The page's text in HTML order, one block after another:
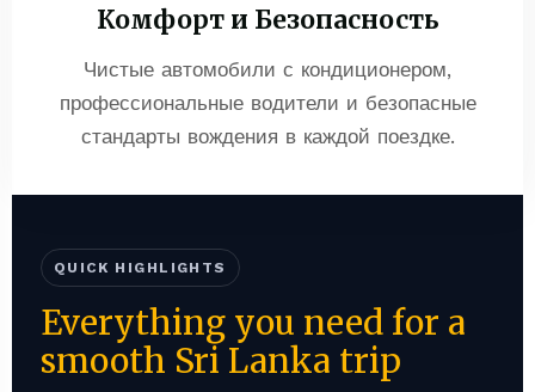
Комфорт и Безопасность
Чистые автомобили с кондиционером,
профессиональные водители и безопасные
стандарты вождения в каждой поездке.
QUICK HIGHLIGHTS
Everything you need for a
smooth Sri Lanka trip